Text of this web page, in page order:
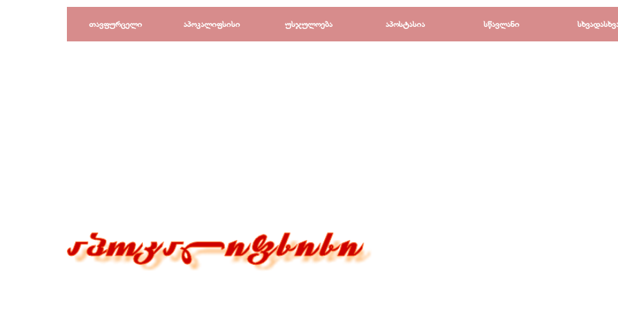
Перейти к контенту
თავფურცელი აპოკალიფსისი ▼
უსჯულოება ▼
აპოსტასია ▼
სწავლანი ▼